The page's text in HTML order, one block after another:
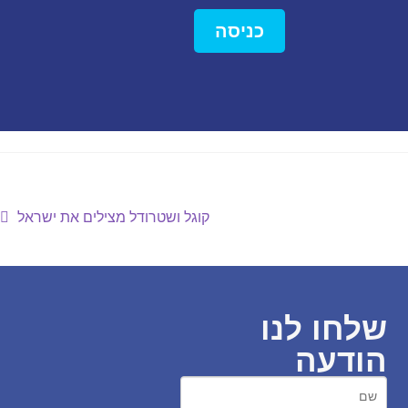
כניסה
קוגל ושטרודל מצילים את ישראל
שלחו לנו
הודעה